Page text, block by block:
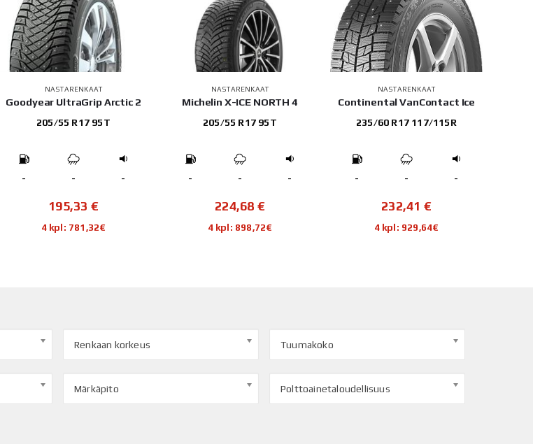
NASTARENKAAT
Goodyear UltraGrip Arctic 2
205/55 R17 95T
- - -
195,33 €
4 kpl: 781,32€
NASTARENKAAT
Michelin X-ICE NORTH 4
205/55 R17 95T
- - -
224,68 €
4 kpl: 898,72€
NASTARENKAAT
Continental VanContact Ice
235/60 R17 117/115R
- - -
232,41 €
4 kpl: 929,64€
Renkaan korkeus Tuumakoko
Märkäpito Polttoainetaloudellisuus